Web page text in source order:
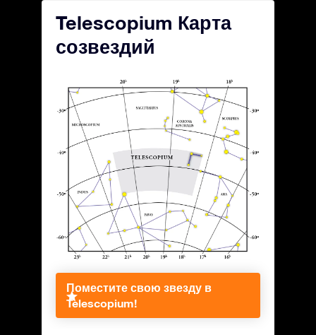
Telescopium Карта
созвездий
Поместите свою звезду в
Telescopium!